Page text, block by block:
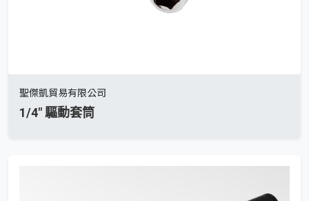
聖傑凱貿易有限公司
1/4" 驅動套筒